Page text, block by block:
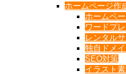
ホームページ作
ホームペ
ワードプ
レンタル
独自ドメ
SEO対策
イラスト